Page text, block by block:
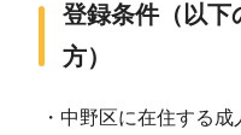
登録条件（以下
方）
・中野区に在住する